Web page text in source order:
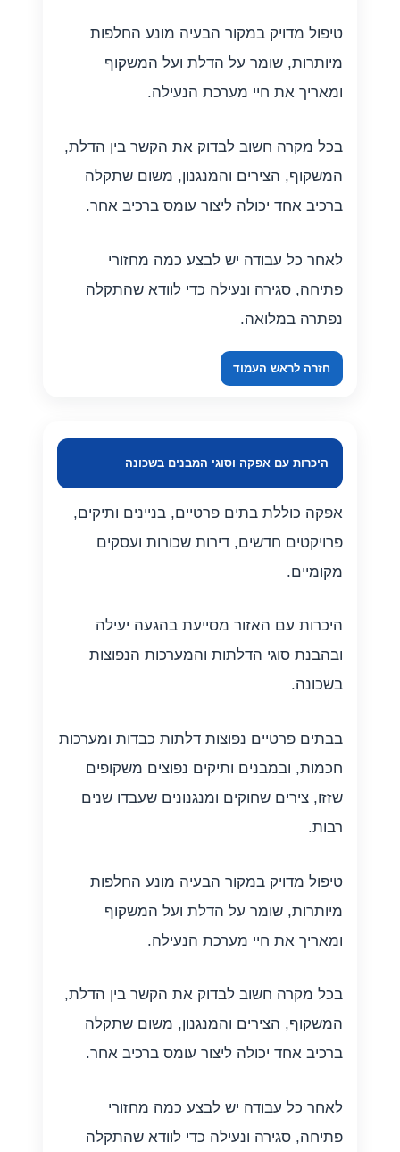
טיפול מדויק במקור הבעיה מונע החלפות
מיותרות, שומר על הדלת ועל המשקוף
ומאריך את חיי מערכת הנעילה.
בכל מקרה חשוב לבדוק את הקשר בין הדלת,
המשקוף, הצירים והמנגנון, משום שתקלה
ברכיב אחד יכולה ליצור עומס ברכיב אחר.
לאחר כל עבודה יש לבצע כמה מחזורי
פתיחה, סגירה ונעילה כדי לוודא שהתקלה
נפתרה במלואה.
חזרה לראש העמוד
היכרות עם אפקה וסוגי המבנים בשכונה
אפקה כוללת בתים פרטיים, בניינים ותיקים,
פרויקטים חדשים, דירות שכורות ועסקים
מקומיים.
היכרות עם האזור מסייעת בהגעה יעילה
ובהבנת סוגי הדלתות והמערכות הנפוצות
בשכונה.
בבתים פרטיים נפוצות דלתות כבדות ומערכות
חכמות, ובמבנים ותיקים נפוצים משקופים
שזזו, צירים שחוקים ומנגנונים שעבדו שנים
רבות.
טיפול מדויק במקור הבעיה מונע החלפות
מיותרות, שומר על הדלת ועל המשקוף
ומאריך את חיי מערכת הנעילה.
בכל מקרה חשוב לבדוק את הקשר בין הדלת,
המשקוף, הצירים והמנגנון, משום שתקלה
ברכיב אחד יכולה ליצור עומס ברכיב אחר.
לאחר כל עבודה יש לבצע כמה מחזורי
פתיחה, סגירה ונעילה כדי לוודא שהתקלה